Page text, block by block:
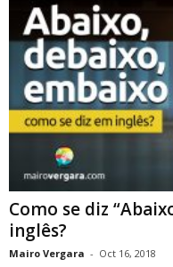
Como se diz
inglês?
Mairo Vergara - Oct 16, 2018